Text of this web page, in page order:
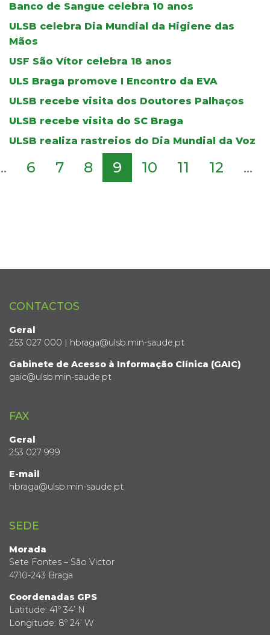
Banco de Sangue celebra 10 anos
ULSB celebra Dia Mundial da Higiene das
Mãos
USF São Vítor celebra 18 anos
ULS Braga promove I Encontro da EVA
ULSB recebe visita dos Doutores Palhaços
ULSB recebe visita do SC Braga
ULSB realiza rastreios do Dia Mundial da Voz
6 7 8 9 10 11 12 ...
CONTACTOS
Geral
253 027 000 | hbraga@ulsb.min-saude.pt
Gabinete de Acesso à Informação Clínica (GAIC)
gaic@ulsb.min-saude.pt
FAX
Geral
253 027 999
E-mail
hbraga@ulsb.min-saude.pt
SEDE
Morada
Sete Fontes – São Victor
4710-243 Braga
Coordenadas GPS
Latitude: 41º 34’ N
Longitude: 8º 24’ W